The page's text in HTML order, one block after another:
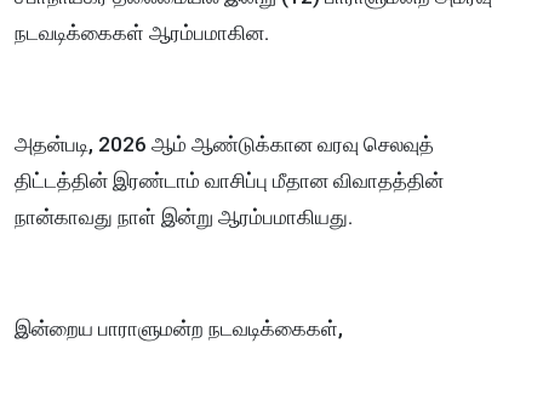
நடவடிக்கைகள் ஆரம்பமாகின.
அதன்படி, 2026 ஆம் ஆண்டுக்கான வரவு செலவுத்
திட்டத்தின் இரண்டாம் வாசிப்பு மீதான விவாதத்தின்
நான்காவது நாள் இன்று ஆரம்பமாகியது.
இன்றைய பாராளுமன்ற நடவடிக்கைகள்,